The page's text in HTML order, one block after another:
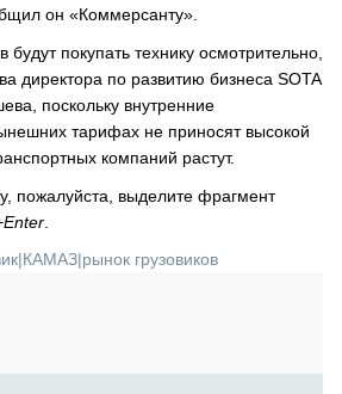
он «Коммерсанту».
покупать технику осмотрительно,
директора по развитию бизнеса SOTA
поскольку внутренние
тарифах не приносят высокой
компаний растут.
пожалуйста, выделите фрагмент
|КАМАЗ|рынок грузовиков